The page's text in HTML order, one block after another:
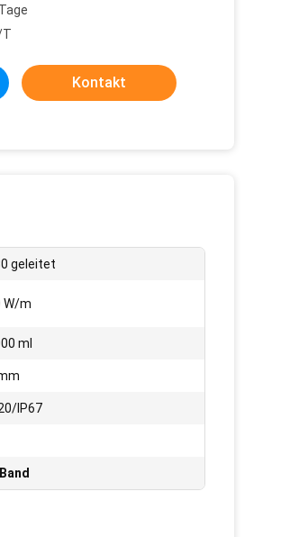
Kontakt
geleitet
W/m
ml
IP67